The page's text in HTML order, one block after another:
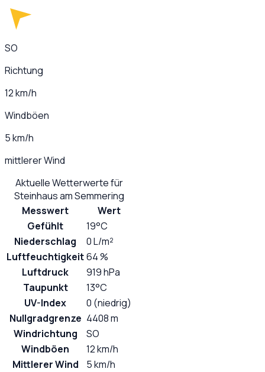
SO
Richtung
12 km/h
Windböen
5 km/h
mittlerer Wind
Aktuelle Wetterwerte für
Steinhaus am Semmering
Messwert
Wert
Gefühlt
19°C
Niederschlag
0 L/m²
Luftfeuchtigkeit64 %
Luftdruck
919 hPa
Taupunkt
13°C
UV-Index
0 (niedrig)
Nullgradgrenze 4408 m
Windrichtung
SO
Windböen
12 km/h
Mittlerer Wind
5 km/h